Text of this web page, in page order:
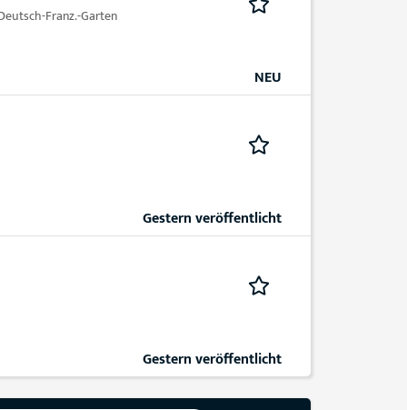
Franz.-Garten
NEU
Gestern veröffentlicht
Gestern veröffentlicht